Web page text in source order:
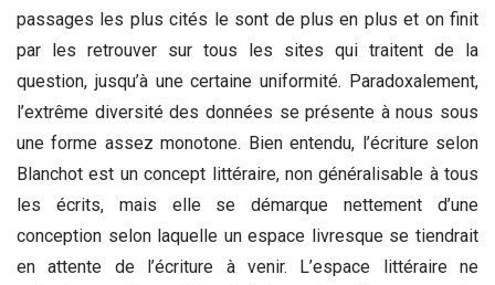
passages les plus cités le sont de plus en plus et on finit
par les retrouver sur tous les sites qui traitent de la
question, jusqu’à une certaine uniformité. Paradoxalement,
l’extrême diversité des données se présente à nous sous
une forme assez monotone. Bien entendu, l’écriture selon
Blanchot est un concept littéraire, non généralisable à tous
les écrits, mais elle se démarque nettement d’une
conception selon laquelle un espace livresque se tiendrait
en attente de l’écriture à venir. L’espace littéraire ne